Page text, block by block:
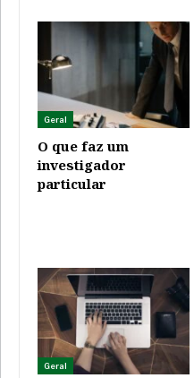
Geral
O que faz um
investigador
particular
Geral